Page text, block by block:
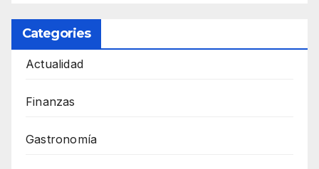
Categories
Actualidad
Finanzas
Gastronomía